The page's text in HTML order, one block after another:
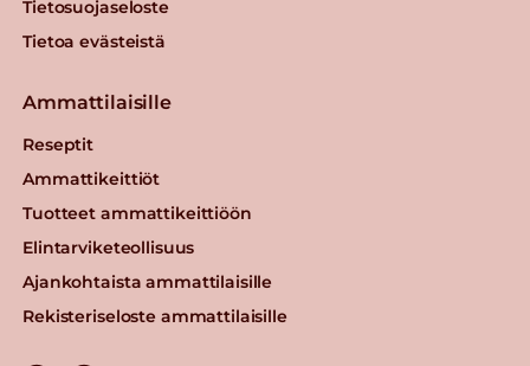
Tietosuojaseloste
Tietoa evästeistä
Ammattilaisille
Reseptit
Ammattikeittiöt
Tuotteet ammattikeittiöön
Elintarviketeollisuus
Ajankohtaista ammattilaisille
Rekisteriseloste ammattilaisille